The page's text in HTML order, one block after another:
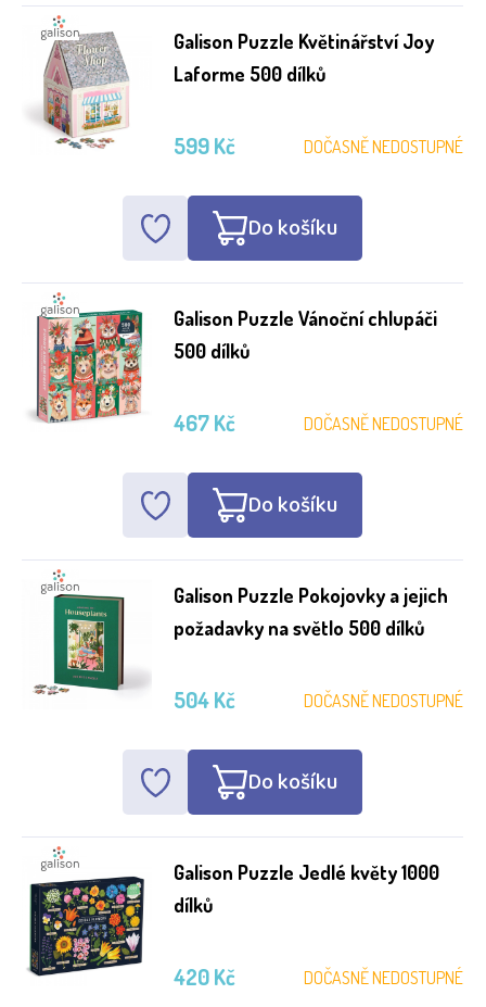
Galison Puzzle Květinářství Joy
Laforme 500 dílků
DOČASNĚ NEDOSTUPNÉ
599 Kč
Do košíku
Galison Puzzle Vánoční chlupáči
500 dílků
DOČASNĚ NEDOSTUPNÉ
467 Kč
Do košíku
Galison Puzzle Pokojovky a jejich
požadavky na světlo 500 dílků
DOČASNĚ NEDOSTUPNÉ
504 Kč
Do košíku
Galison Puzzle Jedlé květy 1000
dílků
DOČASNĚ NEDOSTUPNÉ
420 Kč